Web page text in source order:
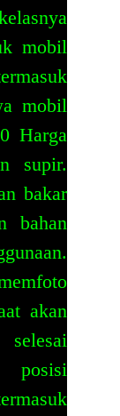
mobil
mobil
Harga
supir.
bakar
bahan
akan
posisi